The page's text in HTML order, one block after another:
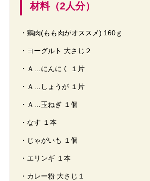
材料（2人分）
・鶏肉(もも肉がオススメ) 160ｇ
・ヨーグルト 大さじ２
・Ａ…にんにく １片
・Ａ…しょうが １片
・Ａ…玉ねぎ １個
・なす １本
・じゃがいも １個
・エリンギ １本
・カレー粉 大さじ１